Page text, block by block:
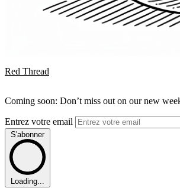
Red Thread
Coming soon: Don’t miss out on our new
Entrez votre email
S'abonner
Loading...